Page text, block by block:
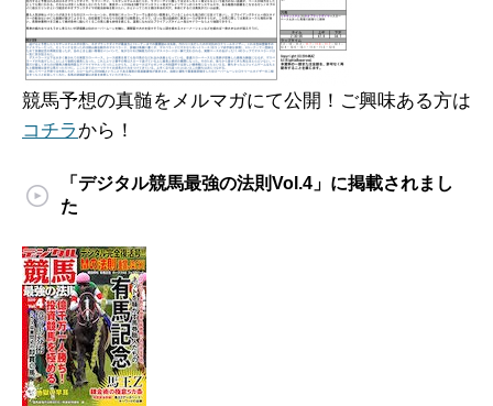
競馬予想の真髄をメルマガにて公開！ご興味ある方は
コチラ から！
「デジタル競馬最強の法則Vol.4」に掲載されまし
た